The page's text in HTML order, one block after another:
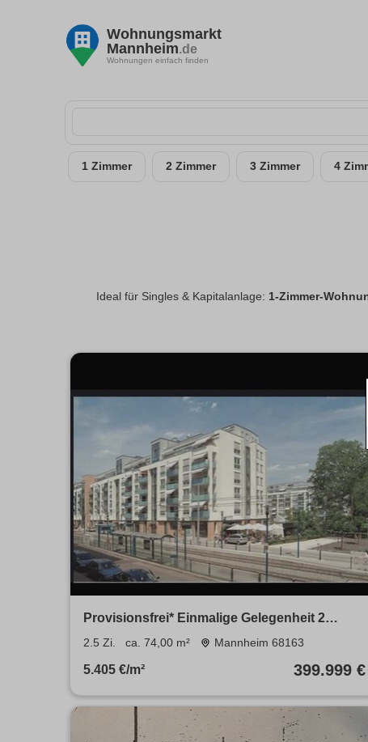
Wohnungsmarkt
Mannheim.de
Wohnungen einfach finden
1 Zimmer 2 Zimmer 3 Zimmer 4
Ideal für Singles & Kapitalanlage: 1-Zimmer-
Provisionsfrei* Einmalige Gelegenheit 2
Zimmer Wohnung im Lindenhof zu Verkaufen
2.5 Zi. ca. 74,00 m² Mannheim 68163
5.405 €/m² 399.999 €